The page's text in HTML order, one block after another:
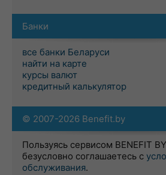
Банки
все банки Беларуси
найти на карте
курсы валют
кредитный калькулятор
© 2007-2026 Benefit.by
Пользуясь сервисом BENEFIT
безусловно соглашаетесь с
обслуживания.